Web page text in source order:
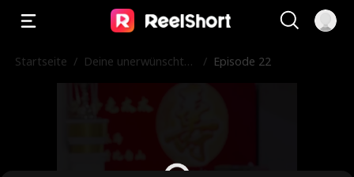
Startseite / Deine unerwünschte
/ Episode 22